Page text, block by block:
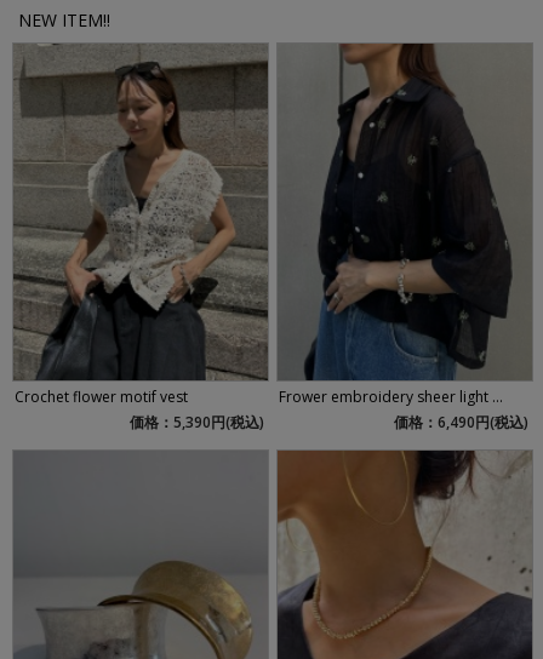
NEW ITEM!!
Crochet flower motif vest
価格：5,390円(税込)
Frower embroidery sheer light ...
価格：6,490円(税込)